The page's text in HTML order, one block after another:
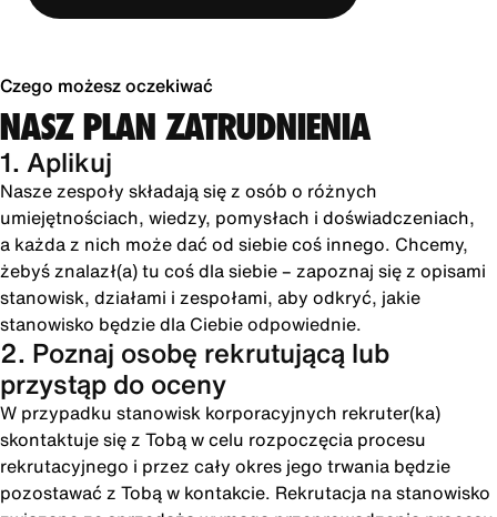
Czego możesz oczekiwać
NASZ PLAN ZATRUDNIENIA
1. Aplikuj
Nasze zespoły składają się z osób o różnych
umiejętnościach, wiedzy, pomysłach i doświadczeniach,
a każda z nich może dać od siebie coś innego. Chcemy,
żebyś znalazł(a) tu coś dla siebie – zapoznaj się z opisami
stanowisk, działami i zespołami, aby odkryć, jakie
stanowisko będzie dla Ciebie odpowiednie.
2. Poznaj osobę rekrutującą lub
przystąp do oceny
W przypadku stanowisk korporacyjnych rekruter(ka)
skontaktuje się z Tobą w celu rozpoczęcia procesu
rekrutacyjnego i przez cały okres jego trwania będzie
pozostawać z Tobą w kontakcie. Rekrutacja na stanowisko